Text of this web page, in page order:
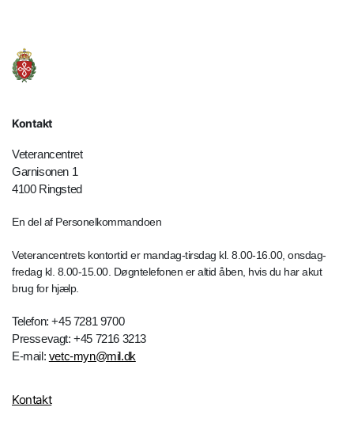
Kontakt
Veterancentret
Garnisonen 1
4100 Ringsted
En del af Personelkommandoen
Veterancentrets kontortid er mandag-tirsdag kl. 8.00-16.00, onsdag-
fredag kl. 8.00-15.00. Døgntelefonen er altid åben, hvis du har akut
brug for hjælp.
Telefon: +45 7281 9700
Pressevagt: +45 7216 3213
E-mail: vetc-myn@mil.dk
Kontakt